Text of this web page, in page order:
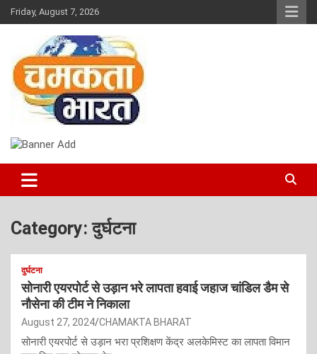
Skip
to
Friday, August 7, 2026
CHAMAKTA BHARAT
Category:दुर्घटना
दुर्घटना
सोनारी एयरपोर्ट से उड़ान भरे लापता हवाई जहाज चांडिल डैम से
नौसेना की टीम ने निकाला
August 27, 2024 CHAMAKTA BHARAT
सोनारी एयरपोर्ट से उड़ान भरा प्रशिक्षण केंद्र अलकेमिस्ट का लापता विमान